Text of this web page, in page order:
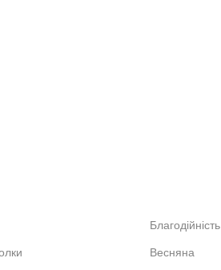
Благодійність
Весняна